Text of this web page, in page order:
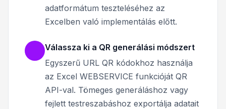
adatformátum teszteléséhez az
Excelben való implementálás előtt.
Válassza ki a QR generálási módszert
Egyszerű URL QR kódokhoz használja
az Excel WEBSERVICE funkcióját QR
API-val. Tömeges generáláshoz vagy
fejlett testreszabáshoz exportálja adatait